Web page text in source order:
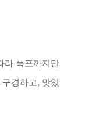
라 폭포까지만
경하고, 맛있